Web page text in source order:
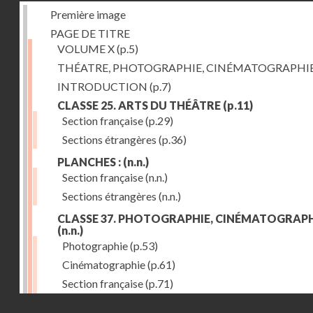
Première image
PAGE DE TITRE
VOLUME X(p.5)
THÉATRE, PHOTOGRAPHIE,
INTRODUCTION (p.7)
CLASSE 25. ARTS DU THÉÂTRE (p.11)
Section française(p.29)
Sections étrangères (p.36)
PLANCHES : (n.n.)
Section française(n.n.)
Sections étrangères (n.n.)
CLASSE 37. PHOTOGRAPHIE,
(n.n.)
Photographie(p.53)
Cinématographie(p.61)
Section française(p.71)